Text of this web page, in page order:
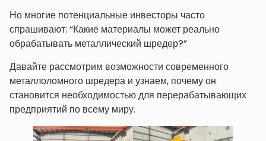
Но многие потенциальные инвесторы часто
спрашивают: “Какие материалы может реально
обрабатывать металлический шредер?”
Давайте рассмотрим возможности современного
металлоломного шредера и узнаем, почему он
становится необходимостью для перерабатывающих
предприятий по всему миру.